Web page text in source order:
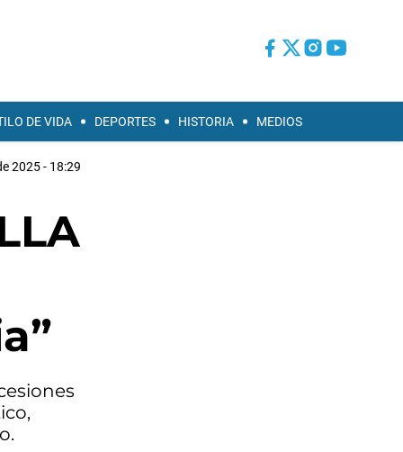
DE VIDA DEPORTES HISTORIA MEDIOS
2025 - 18:29